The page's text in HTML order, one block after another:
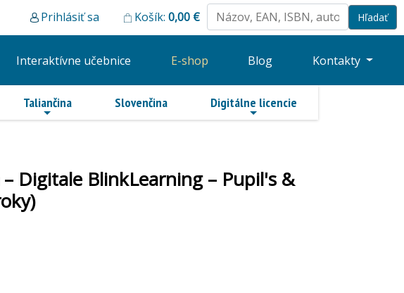
Prihlásiť sa Košík: 0,00 €
Interaktívne učebnice E-shop Blog Kontakty
Taliančina Slovenčina Digitálne licencie
Digitale BlinkLearning – Pupil's &